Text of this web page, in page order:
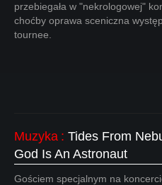
przebiegała w "nekrologowej"
choćby oprawa sceniczna
tournee.
Muzyka : Tides From
God Is An Astronaut
Gościem specjalnym na